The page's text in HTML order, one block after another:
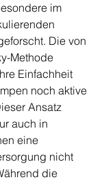
im
Die von
Methode
Einfachheit
noch aktive
Ansatz
auch in
eine
nicht
die